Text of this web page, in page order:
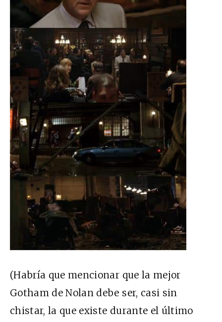
(Habría que mencionar que la mejor
Gotham de Nolan debe ser, casi sin
chistar, la que existe durante el último